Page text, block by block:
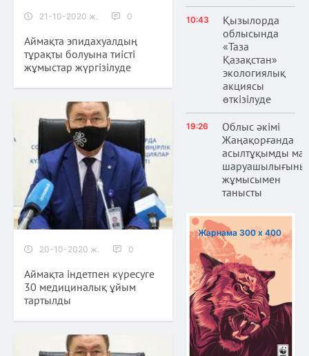
21-10-2020 ж. 0
Аймақта эпидахуалдың
тұрақты болуына тиісті
жұмыстар жүргізілуде
20-10-2020 ж. 0
Аймақта індетпен күресуге
30 медициналық ұйым
тартылды
10:43
Қызылорда
облысында
«Таза
Қазақстан»
экологиялық
акциясы
өткізілуде
19:26
Облыс әкімі
Жаңақорғанда
асылтұқымды мал
жұмысымен
танысты
Жарнама 300 х 400